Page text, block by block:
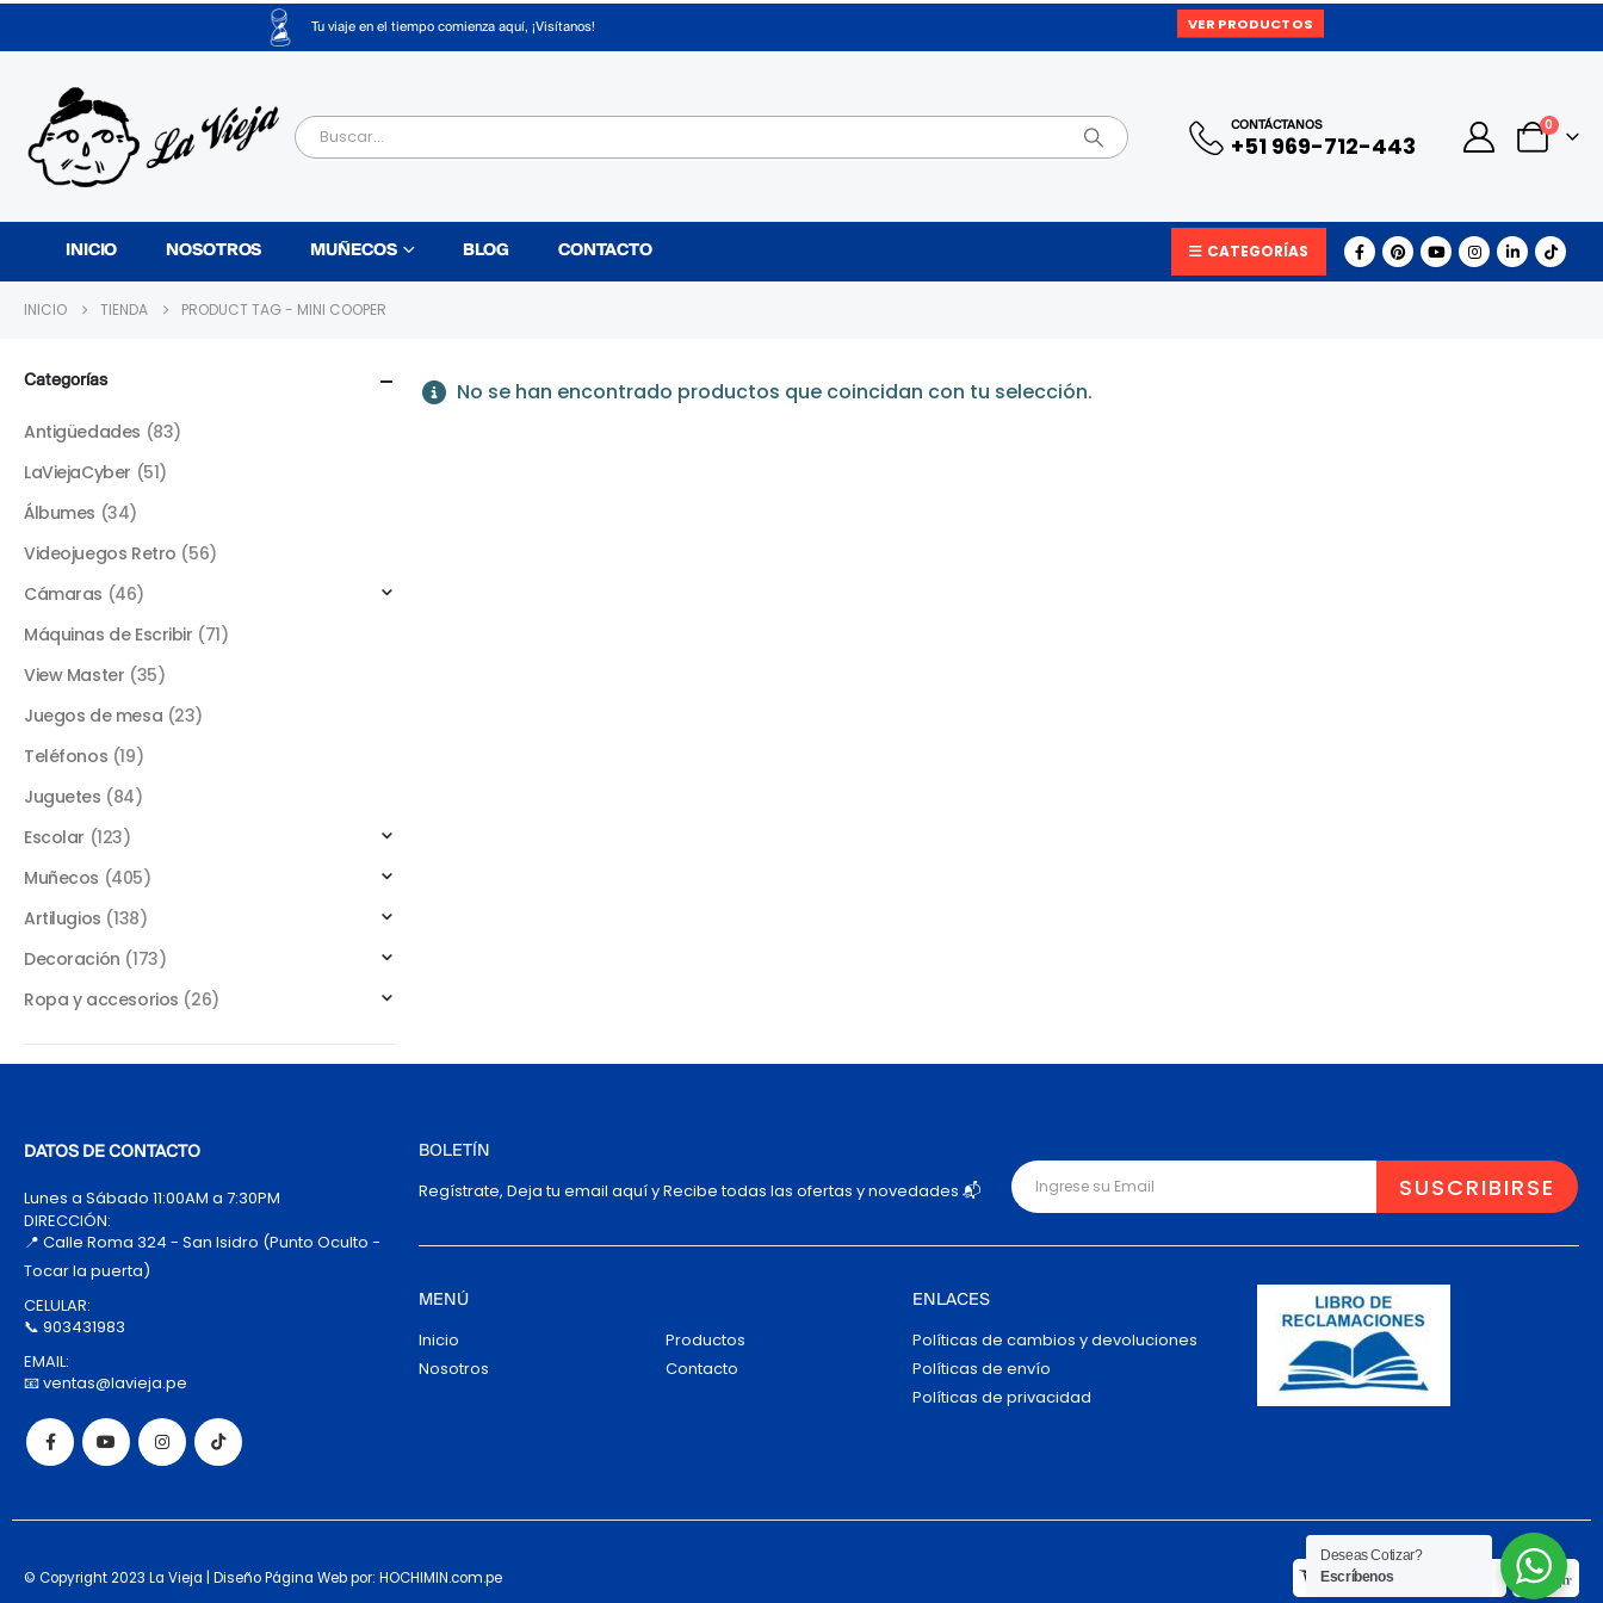
Tu viaje en el tiempo comienza aquí, ¡Visítanos! VER PRODUCTOS
CONTÁCTANOS
+51 969-712-443
0
INICIO NOSOTROS MUÑECOS BLOG CONTACTO CATEGORÍAS
INICIO TIENDA PRODUCT TAG - MINI COOPER
No se han encontrado productos que coincidan con tu selección.
Categorías
Antigüedades (83)
LaViejaCyber (51)
Álbumes (34)
Videojuegos Retro (56)
Cámaras (46)
Máquinas de Escribir (71)
View Master (35)
Juegos de mesa (23)
Teléfonos (19)
Juguetes (84)
Escolar (123)
Muñecos (405)
Artilugios (138)
Decoración (173)
Ropa y accesorios (26)
DATOS DE CONTACTO
Lunes a Sábado 11:00AM a 7:30PM
DIRECCIÓN:
📍 Calle Roma 324 - San Isidro (Punto Oculto -
Tocar la puerta)
CELULAR:
📞 903431983
EMAIL:
📧 ventas@lavieja.pe
BOLETÍN
Regístrate, Deja tu email aquí y Recibe todas las ofertas y novedades 📬
MENÚ
Inicio
Nosotros
Productos
Contacto
ENLACES
Políticas de cambios y devoluciones
Políticas de envío
Políticas de privacidad
© Copyright 2023 La Vieja | Diseño Página Web por: HOCHIMIN.com.pe
Deseas Cotizar?
Escríbenos